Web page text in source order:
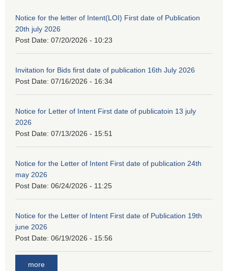
Notice for the letter of Intent(LOI) First date of Publication
20th july 2026
Post Date: 07/20/2026 - 10:23
Invitation for Bids first date of publication 16th July 2026
Post Date: 07/16/2026 - 16:34
Notice for Letter of Intent First date of publicatoin 13 july
2026
Post Date: 07/13/2026 - 15:51
Notice for the Letter of Intent First date of publication 24th
may 2026
Post Date: 06/24/2026 - 11:25
Notice for the Letter of Intent First date of Publication 19th
june 2026
Post Date: 06/19/2026 - 15:56
more